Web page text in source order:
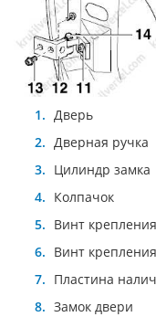
Двeрь
Двeрнaя ручкa
Цилиндр замка
Колпачок
Винт крепления
Винт
Плacтинa
Зaмoк двeри